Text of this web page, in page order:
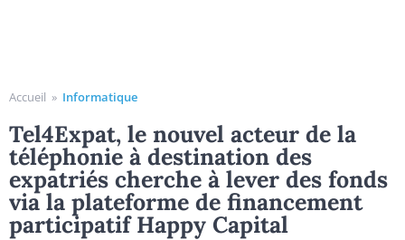
Accueil » Informatique
Tel4Expat, le nouvel acteur de la
téléphonie à destination des
expatriés cherche à lever des fonds
via la plateforme de financement
participatif Happy Capital